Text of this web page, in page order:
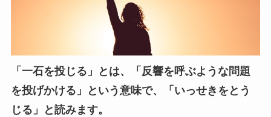
「一石を投じる」とは、「反響を呼ぶような問題
を投げかける」という意味で、「いっせきをとう
じる」と読みます。